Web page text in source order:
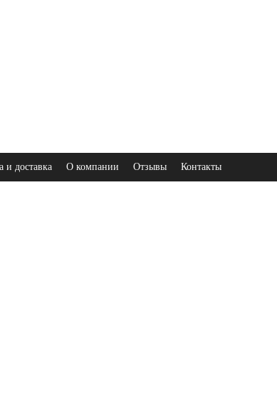
и доставка О компании Отзывы Контакты